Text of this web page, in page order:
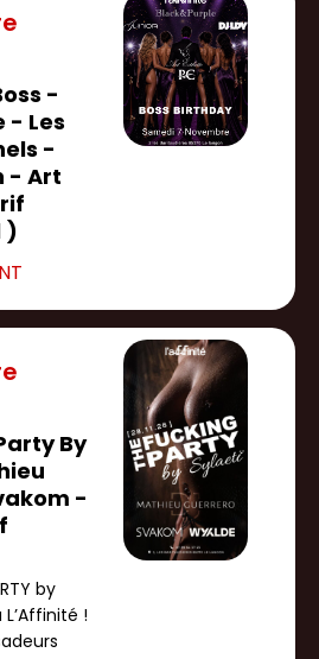
-
- Les
-
- Art
)
By
-
by
!